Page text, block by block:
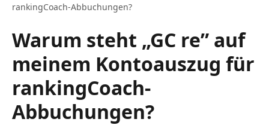
rankingCoach-Abbuchungen?
Warum steht „GC re” auf
meinem Kontoauszug für
rankingCoach-
Abbuchungen?